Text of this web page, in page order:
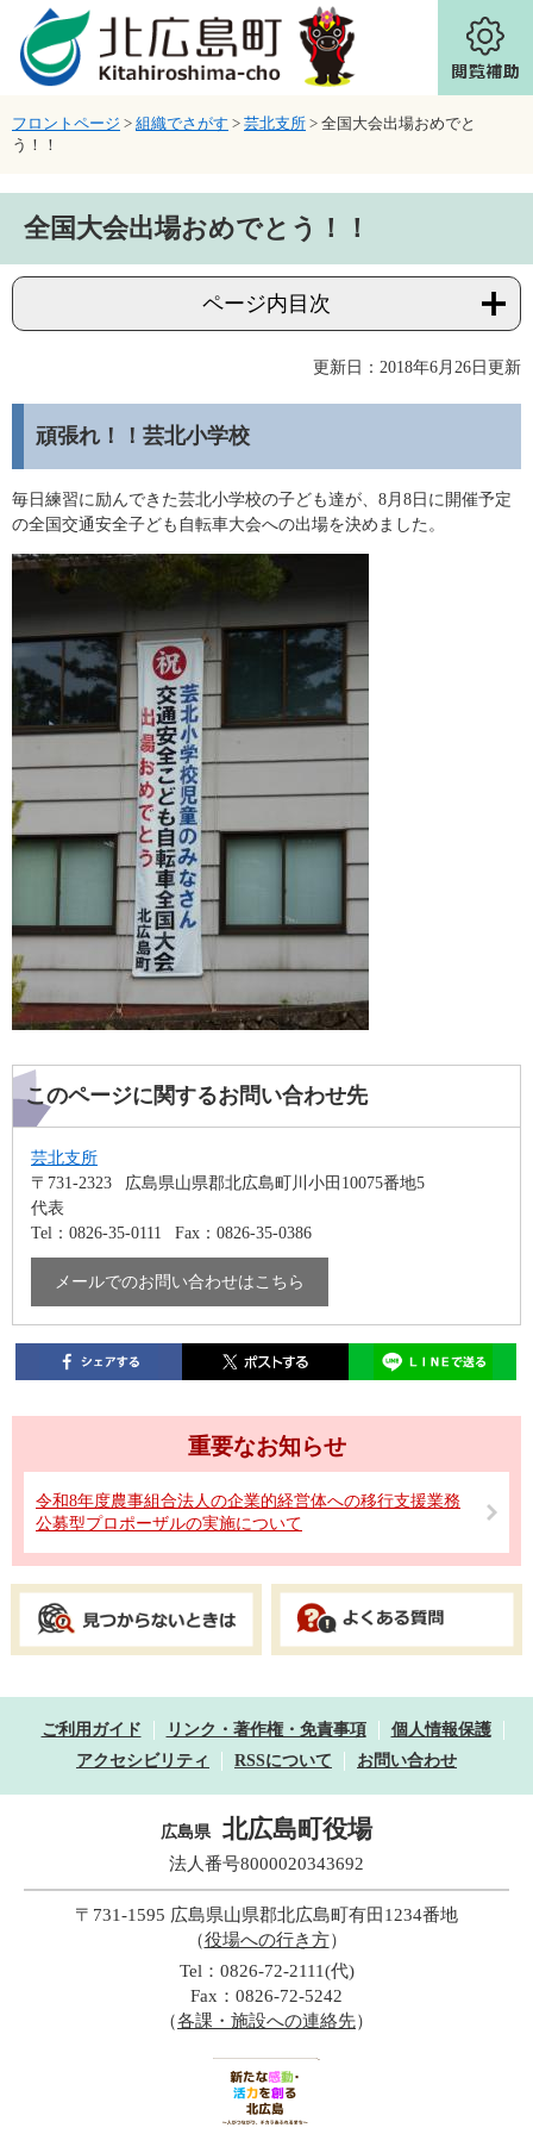
ページの先頭です。
メニューを飛ばして本文へ
フロントページ > 組織でさがす > 芸北支所 > 全国大会出場おめでと
う！！
全国大会出場おめでとう！！
ページ内目次
更新日：2018年6月26日更新
頑張れ！！芸北小学校
毎日練習に励んできた芸北小学校の子ども達が、8月8日に開催予定
の全国交通安全子ども自転車大会への出場を決めました。
このページに関するお問い合わせ先
芸北支所
〒731-2323
広島県山県郡北広島町川小田10075番地5
代表
Tel：0826-35-0111
Fax：0826-35-0386
メールでのお問い合わせはこちら
重要なお知らせ
令和8年度農事組合法人の企業的経営体への移行支援業務
公募型プロポーザルの実施について
ご利用ガイド リンク・著作権・免責事項
個人情報保護
アクセシビリティ
RSSについて お問い合わせ
広島県 北広島町役場
法人番号8000020343692
〒731-1595 広島県山県郡北広島町有田1234番地
（役場への行き方）
Tel：0826-72-2111(代)
Fax：0826-72-5242
（各課・施設への連絡先）